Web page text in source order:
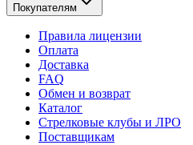
Покупателям
Правила лицензии
Оплата
Доставка
FAQ
Обмен и возврат
Каталог
Стрелковые клубы и ЛРО
Поставщикам